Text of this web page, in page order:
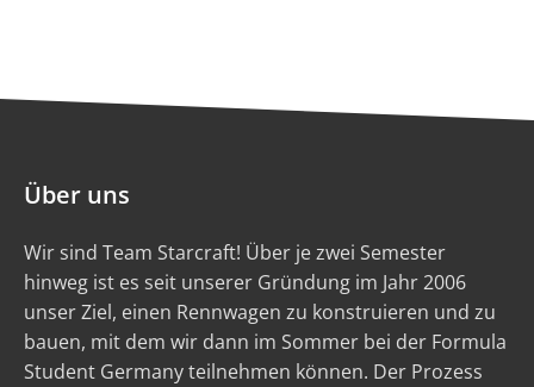
Über uns
Wir sind Team Starcraft! Über je zwei Semester
hinweg ist es seit unserer Gründung im Jahr 2006
unser Ziel, einen Rennwagen zu konstruieren und zu
bauen, mit dem wir dann im Sommer bei der Formula
Student Germany teilnehmen können. Der Prozess